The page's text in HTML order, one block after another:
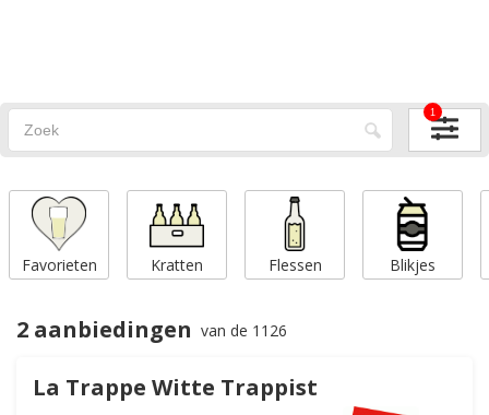
1
Favorieten Kratten Flessen Blikjes
2 aanbiedingen van de 1126
La Trappe Witte Trappist